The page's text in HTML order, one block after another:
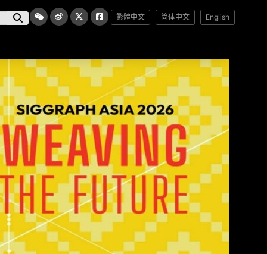
繁體中文 简体中文 English